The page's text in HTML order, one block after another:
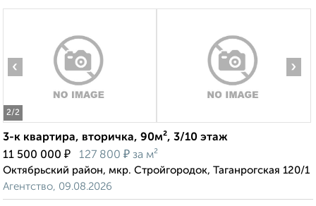
2/2
‹ ›
3-к квартира, вторичка, 90м², 3/10 этаж
11 500 000 ₽ 127 800 ₽ за м²
Октябрьский район, мкр. Стройгородок, Таганрогская 120/1
Агентство, 09.08.2026